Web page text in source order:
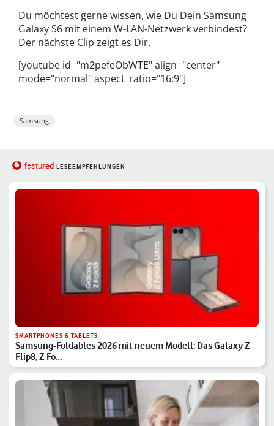
Du möchtest gerne wissen, wie Du Dein Samsung
Galaxy S6 mit einem W-LAN-Netzwerk verbindest?
Der nächste Clip zeigt es Dir.
[youtube id="m2pefeObWTE" align="center"
mode="normal" aspect_ratio="16:9"]
Samsung
featured LESEEMPFEHLUNGEN
SMARTPHONES & TABLETS
Samsung-Foldables 2026 mit neuem Modell: Das Galaxy Z
Flip8, Z Fo…